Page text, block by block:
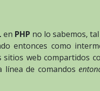
en PHP no lo sabemos, tal
entonces como
web compartidos
línea de comandos